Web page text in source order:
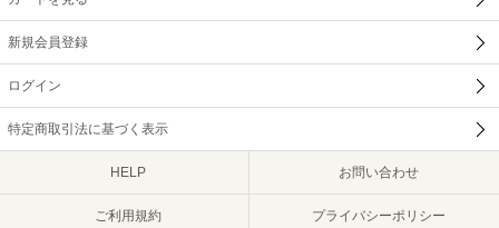
新規会員登録
ログイン
特定商取引法に基づく表示
HELP お問い合わせ
ご利用規約 プライバシーポリシー